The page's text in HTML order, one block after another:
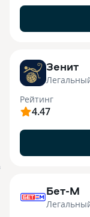
Зенит
Рейтинг
4.47
Бет-М